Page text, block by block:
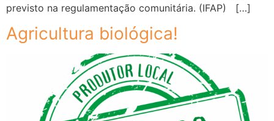
previsto na regulamentação comunitária. (IFAP) […]
Agricultura biológica!